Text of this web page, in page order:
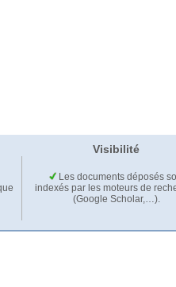
Visibilité
Les documents déposés
indexés par les moteurs de
(Google Scholar,…).